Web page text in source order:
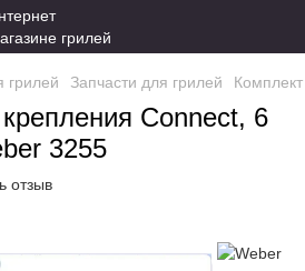
грилей Запчасти для грилей
Connect, 6
3255
отзыв